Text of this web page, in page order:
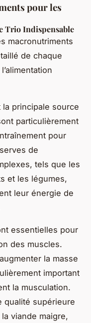
pour les
Trio Indispensable
macronutriments
de chaque
principale source
particulièrement
pour
de
tels que les
et les légumes,
leur énergie de
essentielles pour
des muscles.
la masse
important
la musculation.
qualité supérieure
viande maigre,